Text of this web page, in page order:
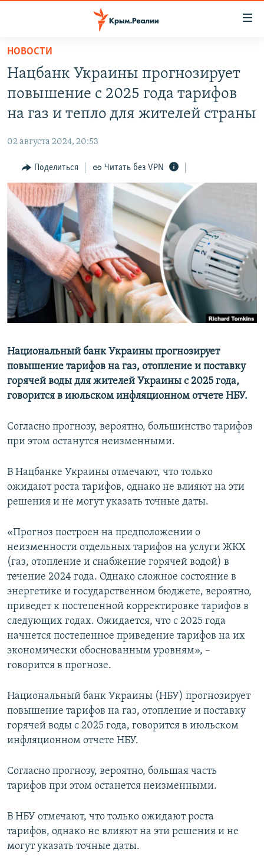
Вернуться
основному
содержанию
главной
навигации
Вернутся
поиску
НОВОСТИ
СПЕЦПРОЕКТЫ
11 ЛЕТ ОККУПАЦИИ КРЫМА. 11 ИСТОРИЙ СОПРОТИВЛЕНИЯ
ЕЩЕ
ИНТЕРАКТИВ
ИНФОГРАФИКА
ТЕЛЕПРОЕКТ КРЫМ.РЕАЛИИ
СОВЕТЫ ПРАВОЗАЩИТНИКОВ
ПРОПАВШИЕ БЕЗ ВЕСТИ
ПОБЕДИТЕЛЕЙ НЕ СУДЯТ?
КРЫМ.НЕПОКОРЕННЫЙ
ELIFBE
РАДІО СВОБОДА
КАК ОБОЙТИ БЛОКИРОВКУ
Українською
Qırımtatar
ПРИСОЕДИНЯЙТЕСЬ!
Все сайты RFE/RL
НОВОСТИ
Нацбанк Украины прогнозирует
повышение с 2025 года тарифов
на газ и тепло для жителей страны
02 августа 2024, 20:53
Поделиться Читать без VPN
Национальный банк Украины прогнозирует
повышение тарифов на газ, отопление и поставку
горячей воды для жителей Украины с 2025 года,
говорится в июльском инфляционном отчете НБУ.
Согласно прогнозу, вероятно, большинство тарифов
при этом останутся неизменными.
В Нацбанке Украины отмечают, что только
ожидают роста тарифов, однако не влияют на эти
решения и не могут указать точные даты.
«Прогноз построен на предположении о
неизменности отдельных тарифов на услуги ЖКХ
(газ, отопление и снабжение горячей водой) в
течение 2024 года. Однако сложное состояние в
энергетике и государственном бюджете, вероятно,
приведет к постепенной корректировке тарифов в
следующих годах. Ожидается, что с 2025 года
начнется постепенное приведение тарифов на их
экономически обоснованным уровням», –
говорится в прогнозе.
Национальный банк Украины (НБУ) прогнозирует
повышение тарифов на газ, отопление и поставку
горячей воды с 2025 года, говорится в июльском
инфляционном отчете НБУ.
Согласно прогнозу, вероятно, большая часть
тарифов при этом останется неизменными.
В НБУ отмечают, что только ожидают роста
тарифов, однако не влияют на эти решения и не
могут указать точные даты.